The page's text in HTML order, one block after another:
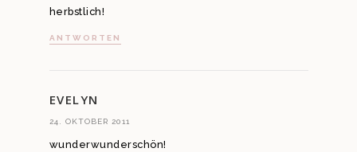
herbstlich!
ANTWORTEN
EVELYN
24. OKTOBER 2011
wunderwunderschön!